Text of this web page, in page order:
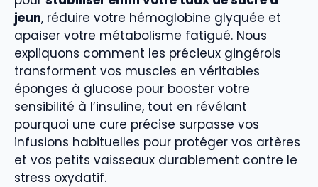
jeun, réduire votre hémoglobine glyquée et
apaiser votre métabolisme fatigué. Nous
expliquons comment les précieux gingérols
transforment vos muscles en véritables
éponges à glucose pour booster votre
sensibilité à l’insuline, tout en révélant
pourquoi une cure précise surpasse vos
infusions habituelles pour protéger vos artères
et vos petits vaisseaux durablement contre le
stress oxydatif.